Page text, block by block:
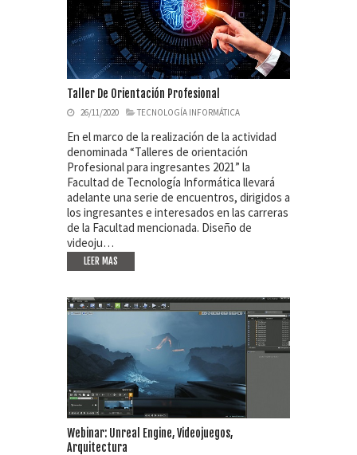
Taller De Orientación Profesional
26/11/2020 TECNOLOGÍA INFORMÁTICA
En el marco de la realización de la actividad
denominada “Talleres de orientación
Profesional para ingresantes 2021” la
Facultad de Tecnología Informática llevará
adelante una serie de encuentros, dirigidos a
los ingresantes e interesados en las carreras
de la Facultad mencionada. Diseño de
videoju…
LEER MAS
Webinar: Unreal Engine, Videojuegos,
Arquitectura